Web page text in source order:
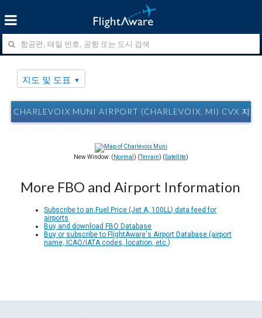
지도 및 도표
CHARLEVOIX MUNI AIRPORT (CHARLEVOIX, MI) CVX 지도
New Window: ( Normal ) (Terrain) (Satellite)
More FBO and Airport Information
Subscribe to an Fuel Price (Jet A, 100LL) data feed for
airports
Buy and download FBO Database
Buy or subscribe to FlightAware's Airport Database (airport
name, ICAO/IATA codes, location, etc.)